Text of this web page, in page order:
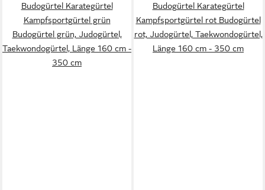
Budogürtel Karategürtel
Kampfsportgürtel grün
Budogürtel grün, Judogürtel,
Taekwondogürtel, Länge 160 cm -
350 cm
Budogürtel Karategürtel
Kampfsportgürtel rot Budogürtel
rot, Judogürtel, Taekwondogürtel,
Länge 160 cm - 350 cm